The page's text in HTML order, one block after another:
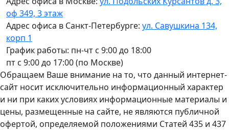
оф 349, 3 этаж
Адрес офиса в Санкт-Петербурге: ул. Савушкина 134,
корп 1
График работы: пн-чт с 9:00 до 18:00
пт с 9:00 до 17:00 (по Москве)
Обращаем Ваше внимание на то, что данный интернет-
сайт носит исключительно информационный характер
и ни при каких условиях информационные материалы и
цены, размещенные на сайте, не являются публичной
офертой, определяемой положениями Статей 435 и 437